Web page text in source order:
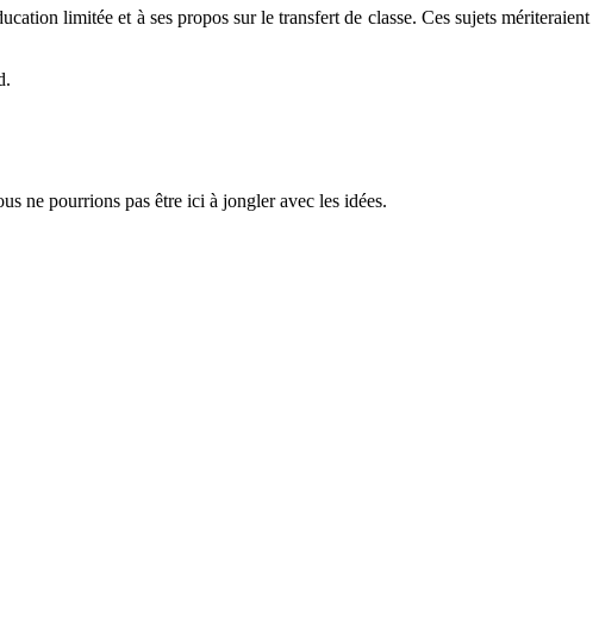
limitée et à ses propos sur le transfert de classe. Ces sujets mériteraient
ne pourrions pas être ici à jongler avec les idées.